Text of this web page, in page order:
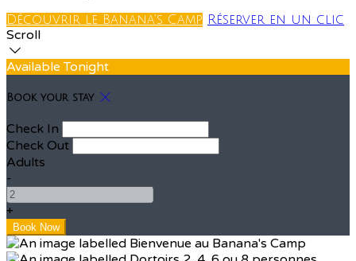
Découvrir le Banana's Camp Réserver en un clic
Scroll
Available Tonight
Book your stay
Check In
Check Out
Adults
-
+